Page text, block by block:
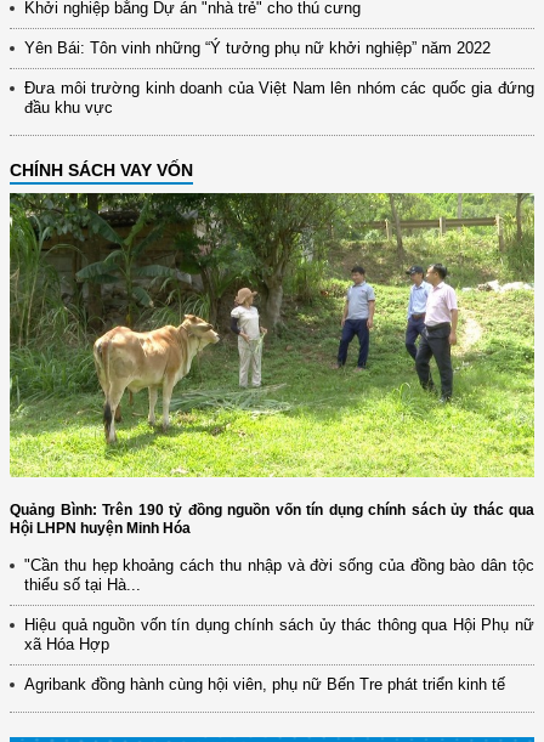
Khởi nghiệp bằng Dự án "nhà trẻ" cho thú cưng
Yên Bái: Tôn vinh những “Ý tưởng phụ nữ khởi nghiệp” năm 2022
Đưa môi trường kinh doanh của Việt Nam lên nhóm các quốc gia đứng
đầu khu vực
CHÍNH SÁCH VAY VỐN
Quảng Bình: Trên 190 tỷ đồng nguồn vốn tín dụng chính sách ủy thác qua
Hội LHPN huyện Minh Hóa
"Cần thu hẹp khoảng cách thu nhập và đời sống của đồng bào dân tộc
thiểu số tại Hà...
Hiệu quả nguồn vốn tín dụng chính sách ủy thác thông qua Hội Phụ nữ
xã Hóa Hợp
Agribank đồng hành cùng hội viên, phụ nữ Bến Tre phát triển kinh tế